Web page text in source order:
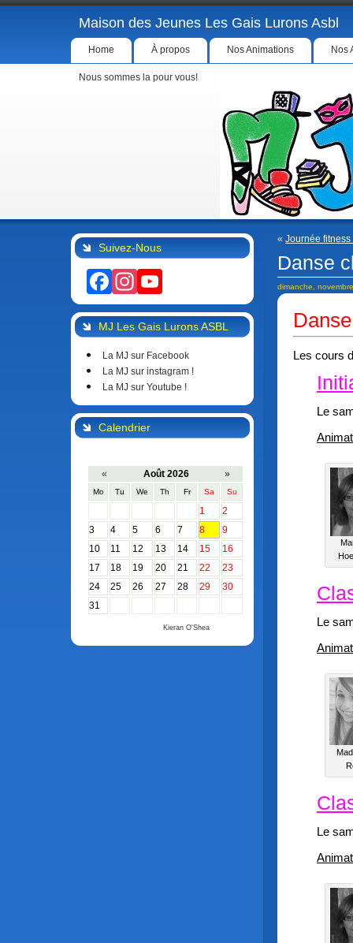
Maison des Jeunes Les Gais Lurons Asbl
Home À propos Nos Animations Nos
Nous sommes la pour vous!
Suivez-Nous
Facebook
Instagram
MJ Les Gais Lurons ASBL
La MJ sur Facebook
La MJ sur instagram !
La MJ sur Youtube !
Calendrier
« Août 2026 »
Mo Tu We Th Fr Sa Su
1
2
3
4 5 6 7 8
9
10
11 12 13 14 15
16
17
18 19 20 21 22
23
24
25 26 27 28 29
30
31
Kieran O'Shea
« Journée
Danse
dimanche,
Les cours
Le
Le
Le